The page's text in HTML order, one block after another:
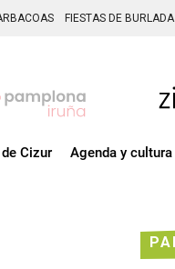
FIESTAS DE BURLADA
Cizur Agenda y cultura